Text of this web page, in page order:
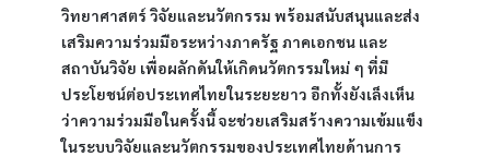
วิทยาศาสตร์ วิจัยและนวัตกรรม พร้อมสนับสนุนและส่ง
เสริมความร่วมมือระหว่างภาครัฐ ภาคเอกชน และ
สถาบันวิจัย เพื่อผลักดันให้เกิดนวัตกรรมใหม่ ๆ ที่มี
ประโยชน์ต่อประเทศไทยในระยะยาว อีกทั้งยังเล็งเห็น
ว่าความร่วมมือในครั้งนี้ จะช่วยเสริมสร้างความเข้มแข็ง
ในระบบวิจัยและนวัตกรรมของประเทศไทยด้านการ